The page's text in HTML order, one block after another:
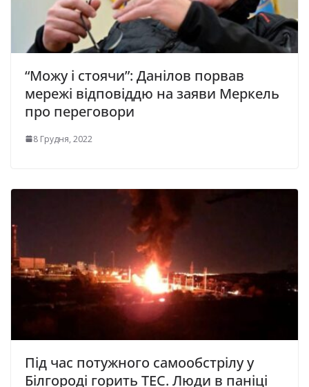
“Можу і стоячи”: Данілов порвав
мережі відповіддю на заяви Меркель
про переговори
8 Грудня, 2022
Під час потужного самообстрілу у
Білгороді горить ТЕС. Люди в паніці